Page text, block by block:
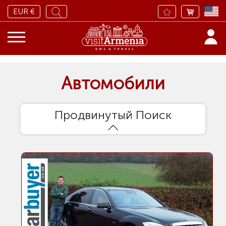
EUR €
Автомобили
Продвинутый Поиск
Сортировать по
Автомобиль Тип
Sedan
Двигатель
Petrol
Кол-во пассажиров
4
Опции
Кондиционер